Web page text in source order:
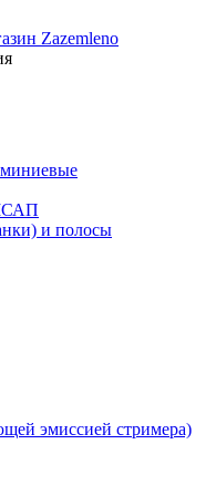
и полосы
эмиссией стримера)